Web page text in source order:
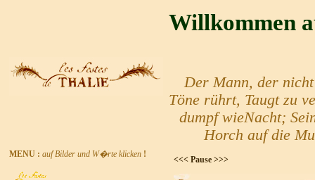
Willkommen
Der Mann, der
Töne rührt, Taugt zu
dumpf wieNacht;
Horch auf die
MENU : auf Bilder und W�rte klicken !
<<< Pause >>>